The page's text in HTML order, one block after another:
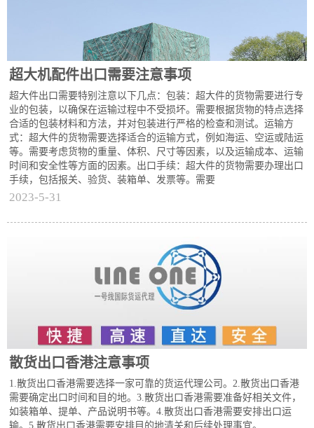
超大机配件出口需要注意事项
超大件出口需要特别注意以下几点：包装：超大件的货物需要进行专
业的包装，以确保在运输过程中不受损坏。需要根据货物的特点选择
合适的包装材料和方法，并对包装进行严格的检查和测试。运输方
式：超大件的货物需要选择适合的运输方式，例如海运、空运或陆运
等。需要考虑货物的重量、体积、尺寸等因素，以及运输成本、运输
时间和安全性等方面的因素。出口手续：超大件的货物需要办理出口
手续，包括报关、验货、装箱单、发票等。需要
2023-5-31
散货出口香港注意事项
1.散货出口香港需要选择一家可靠的货运代理公司。2.散货出口香港
需要确定出口时间和目的地。3.散货出口香港需要准备好相关文件，
如装箱单、提单、产品说明书等。4.散货出口香港需要安排出口运
输。5.散货出口香港需要安排目的地清关和后续处理事宜。